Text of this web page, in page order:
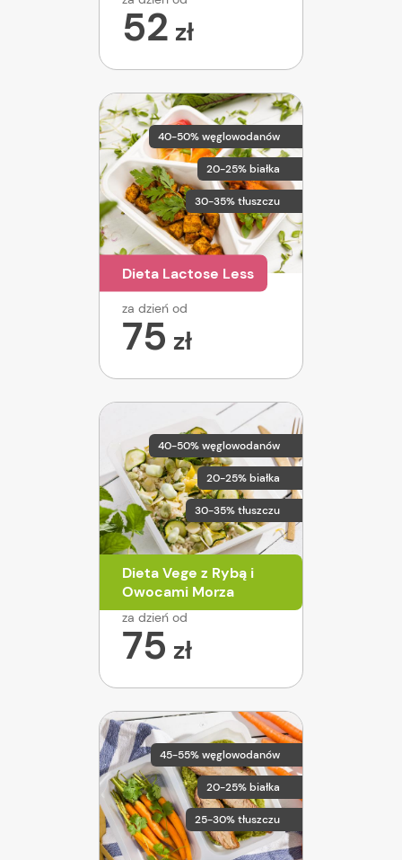
52 zł
40-50% węglowodanów
20-25% białka
30-35% tłuszczu
Dieta Lactose Less
za dzień od
75 zł
40-50% węglowodanów
20-25% białka
30-35% tłuszczu
Dieta Vege z Rybą i
Owocami Morza
za dzień od
75 zł
45-55% węglowodanów
20-25% białka
25-30% tłuszczu